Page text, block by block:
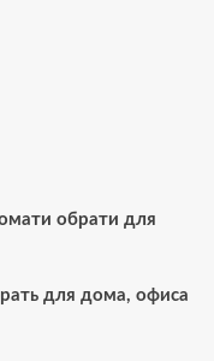
обрати для
для дома, офиса